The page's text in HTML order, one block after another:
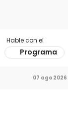
Hable con el
Programa
07 ago 2026